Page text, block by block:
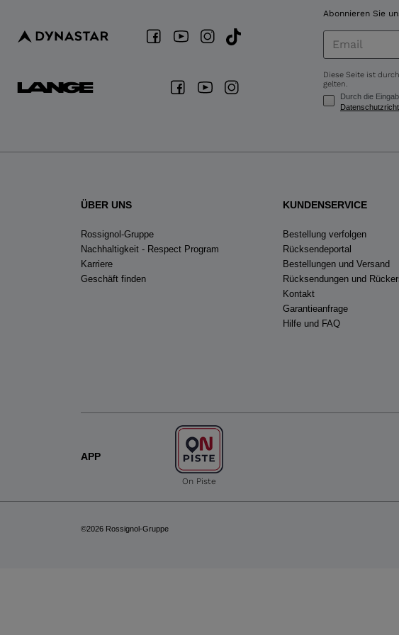
for
Abonnieren Sie
Diese Seite ist
gelten.
Durch die
ÜBER UNS
Rossignol-Gruppe
Nachhaltigkeit - Respect Program
Karriere
Geschäft finden
KUNDENSERVICE
Bestellung verfolgen
Rücksendeportal
Bestellungen und Versand
Rücksendungen und
Kontakt
Garantieanfrage
Hilfe und FAQ
APP
On Piste
©2026 Rossignol-Gruppe